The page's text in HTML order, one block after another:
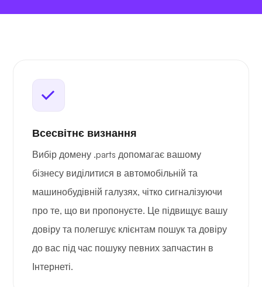
Всесвітнє визнання
Вибір домену .parts допомагає вашому
бізнесу виділитися в автомобільній та
машинобудівній галузях, чітко сигналізуючи
про те, що ви пропонуєте. Це підвищує вашу
довіру та полегшує клієнтам пошук та довіру
до вас під час пошуку певних запчастин в
Інтернеті.